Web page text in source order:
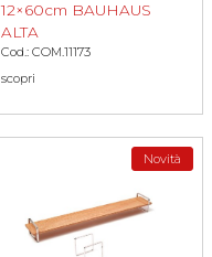
12×60cm BAUHAUS
ALTA
Cod.: COM.11173
scopri
Novità